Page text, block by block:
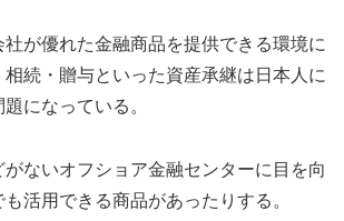
が優れた金融商品を提供できる環境に
相続・贈与といった資産承継は日本人に
になっている。
ないオフショア金融センターに目を向
活用できる商品があったりする。